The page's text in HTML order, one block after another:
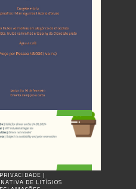
|
DE LITÍGIOS